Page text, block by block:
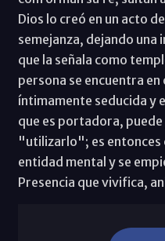
Dios lo creó en un acto
semejanza, dejando una
que la señala como
persona se encuentra
íntimamente seducida y
que es portadora,
"utilizarlo"; es entonces
entidad mental y se
Presencia que vivifica,